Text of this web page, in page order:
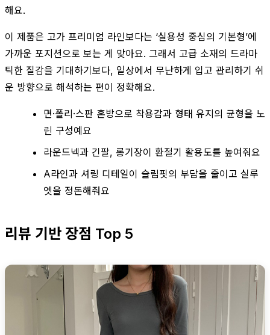
해요.
이 제품은 고가 프리미엄 라인보다는 ‘실용성 중심의 기본형’에
가까운 포지션으로 보는 게 맞아요. 그래서 고급 소재의 드라마
틱한 질감을 기대하기보다, 일상에서 무난하게 입고 관리하기 쉬
운 방향으로 해석하는 편이 정확해요.
면·폴리·스판 혼방으로 착용감과 형태 유지의 균형을 노
린 구성예요
라운드넥과 긴팔, 롱기장이 환절기 활용도를 높여줘요
A라인과 셔링 디테일이 슬림핏의 부담을 줄이고 실루
엣을 정돈해줘요
리뷰 기반 장점 Top 5